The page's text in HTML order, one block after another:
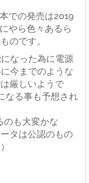
での発売は2019
やら色々あるら
のです。
なった為に電源
今までのような
厳しいようで
なる事も予想され
のも大変かな
タは公認のもの